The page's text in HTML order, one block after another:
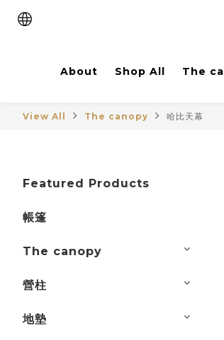
About Shop All The
View All The canopy 哈比天幕
Featured Products
帳篷
The canopy
營柱
地墊